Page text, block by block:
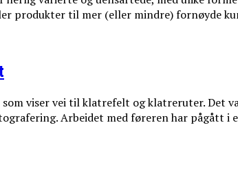
produkter til mer (eller mindre) fornøyde
viser vei til klatrefelt og klatreruter. Det
Arbeidet med føreren har pågått i